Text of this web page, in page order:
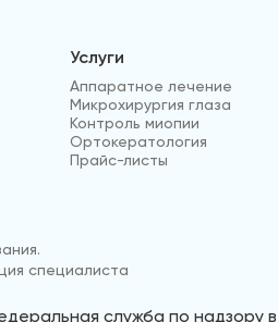
Услуги
Аппаратное лечение
Микрохирургия глаза
Контроль миопии
Ортокератология
Прайс-листы
специалиста
служба по надзору